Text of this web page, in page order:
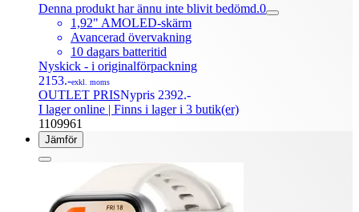
Denna produkt har ännu inte blivit bedömd.0
1,92" AMOLED-skärm
Avancerad övervakning
10 dagars batteritid
Nyskick - i originalförpackning
2153.-exkl. moms
OUTLET PRISNypris 2392.-
I lager online | Finns i lager i 3 butik(er)
1109961
Jämför